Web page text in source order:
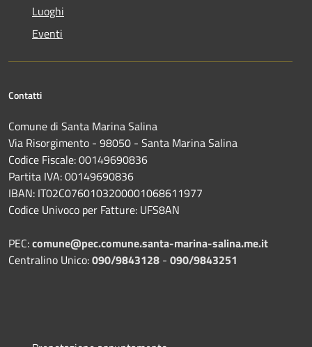
Luoghi
Eventi
Contatti
Comune di Santa Marina Salina
Via Risorgimento - 98050 - Santa Marina Salina
Codice Fiscale: 00149690836
Partita IVA: 00149690836
IBAN: IT02C0760103200001068611977
Codice Univoco per Fatture: UFS8AN
PEC:comune@pec.comune.santa-marina-salina.me.it
Centralino Unico:090/9843128 - 090/9843251